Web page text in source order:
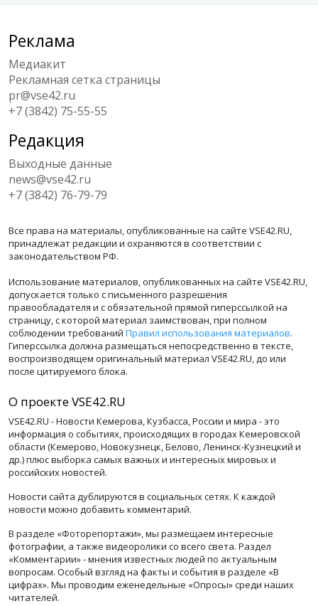
Реклама
Медиакит
Рекламная сетка страницы
pr@vse42.ru
+7 (3842) 75-55-55
Редакция
Выходные данные
news@vse42.ru
+7 (3842) 76-79-79
Все права на материалы, опубликованные на сайте VSE42.RU,
принадлежат редакции и охраняются в соответствии с
законодательством РФ.
Использование материалов, опубликованных на сайте VSE42.RU,
допускается только с письменного разрешения
правообладателя и с обязательной прямой гиперссылкой на
страницу, с которой материал заимствован, при полном
соблюдении требований Правил использования материалов.
Гиперссылка должна размещаться непосредственно в тексте,
воспроизводящем оригинальный материал VSE42.RU, до или
после цитируемого блока.
О проекте VSE42.RU
VSE42.RU - Новости Кемерова, Кузбасса, России и мира - это
информация о событиях, происходящих в городах Кемеровской
области (Кемерово, Новокузнецк, Белово, Ленинск-Кузнецкий и
др.) плюс выборка самых важных и интересных мировых и
российских новостей.
Новости сайта дублируются в социальных сетях. К каждой
новости можно добавить комментарий.
В разделе «Фоторепортажи», мы размещаем интересные
фотографии, а также видеоролики со всего света. Раздел
«Комментарии» - мнения известных людей по актуальным
вопросам. Особый взгляд на факты и события в разделе «В
цифрах». Мы проводим еженедельные «Опросы» среди наших
читателей.